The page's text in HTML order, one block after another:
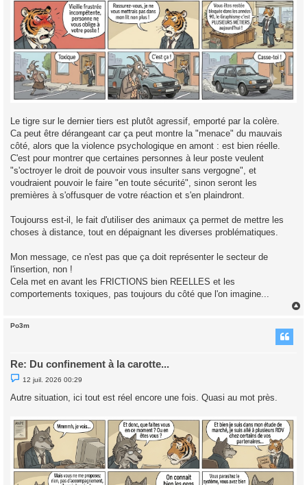
Le tigre sur le dernier tiers est plutôt agressif, emporté par la colère.
Ca peut être dérangeant car ça peut montre la "menace" du mauvais
côté, alors que la violence psychologique en amont : est bien réelle.
C'est pour montrer que certaines personnes à leur poste veulent
"s'octroyer le droit de pouvoir vous insulter sans vergogne", et
voudraient pouvoir le faire "en toute sécurité", sinon seront les
premières à s'offusquer de votre réaction et s'en plaindront.
Toujourss est-il, le fait d'utiliser des animaux ça permet de mettre les
choses à distance, tout en dépaignant les diverses problématiques.
Mon message, ce n'est pas que ça doit représenter le secteur de
l'insertion, non !
Cela met en avant les FRICTIONS bien REELLES et les
comportements toxiques, pas toujours du côté que l'on imagine...
Po3m
Re: Du confinement à la carotte...
M
e
s
e
n
o
n
l
u
12 juil. 2026 00:29
Autre situation, ici tout est réel encore une fois. Quasi au mot près.